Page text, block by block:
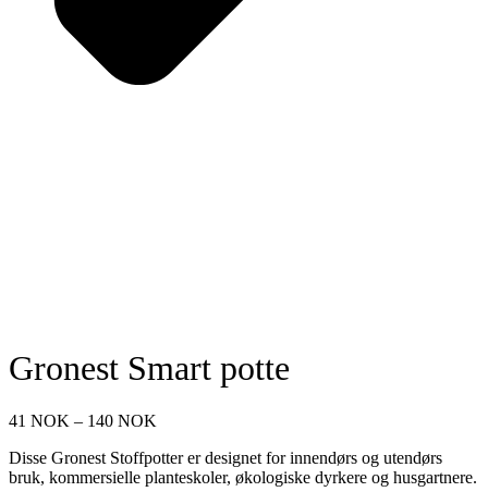
Gronest Smart potte
41 NOK – 140 NOK
til
140 NOK
Disse Gronest Stoffpotter er designet for innendørs og utendørs
bruk, kommersielle planteskoler, økologiske dyrkere og husgartnere.